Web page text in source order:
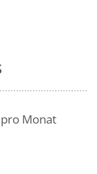
Monat